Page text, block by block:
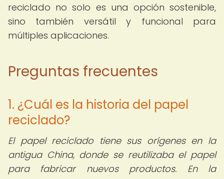
reciclado no solo es una opción sostenible,
sino también versátil y funcional para
múltiples aplicaciones.
Preguntas frecuentes
1. ¿Cuál es la historia del papel
reciclado?
El papel reciclado tiene sus orígenes en la
antigua China, donde se reutilizaba el papel
para fabricar nuevos productos. En la